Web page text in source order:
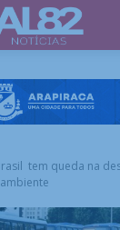
tem queda na